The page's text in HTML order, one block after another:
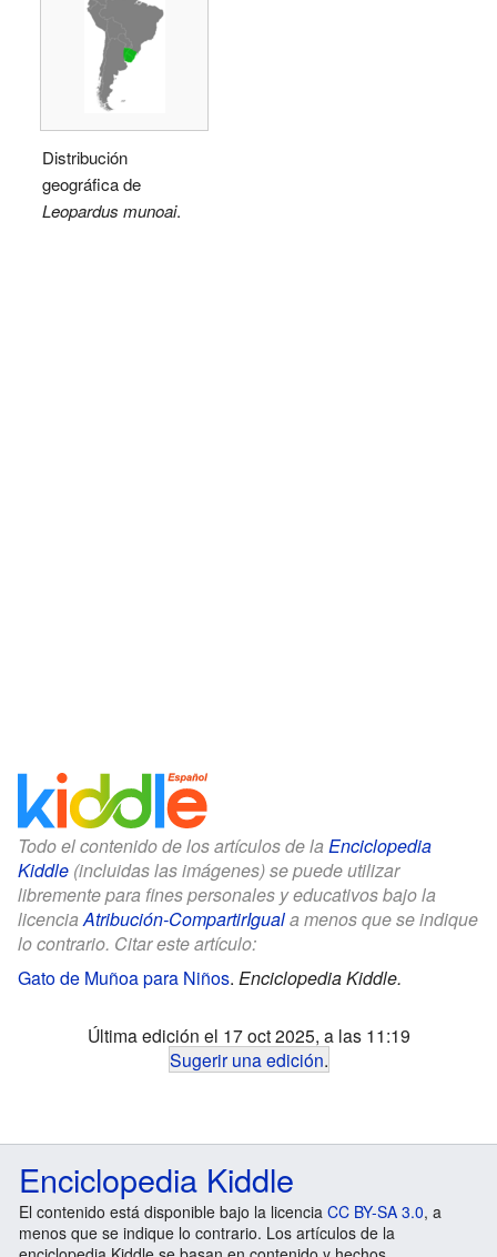
Distribución
geográfica de
Leopardus munoai.
Todo el contenido de los artículos de la Enciclopedia
Kiddle (incluidas las imágenes) se puede utilizar
libremente para fines personales y educativos bajo la
licencia Atribución-CompartirIguala menos que se indique
lo contrario. Citar este artículo:
Gato de Muñoa para Niños. Enciclopedia Kiddle.
Última edición el 17 oct 2025, a las 11:19
Sugerir una edición.
Enciclopedia Kiddle
El contenido está disponible bajo la licencia CC BY-SA 3.0, a
menos que se indique lo contrario. Los artículos de la